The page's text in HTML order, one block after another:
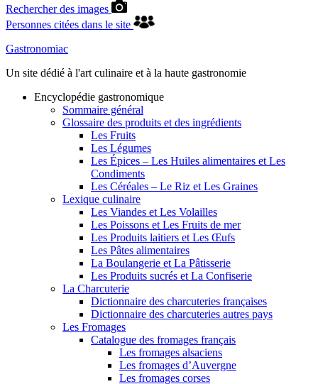
Rechercher des images
Personnes citées dans le site
Gastronomiac
Un site dédié à l'art culinaire et à la haute gastronomie
Encyclopédie gastronomique
Sommaire général
Glossaire des produits et des ingrédients
Les Fruits
Les Légumes
Les Épices – Les Huiles alimentaires et Les
Condiments
Les Céréales – Le Riz et Les Graines
Lexique culinaire
Les Viandes et Les Volailles
Les Poissons et Les Fruits de mer
Les Produits laitiers et Les Œufs
Les Pâtes alimentaires
La Boulangerie et La Pâtisserie
Les Produits sucrés et La Confiserie
La Charcuterie
Dictionnaire des charcuteries françaises
Dictionnaire des charcuteries autres pays
Les Fromages
Catalogue des fromages français
Les fromages alsaciens
Les fromages d’Auvergne
Les fromages corses